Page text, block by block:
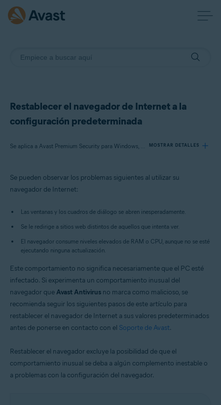
Restablecer el navegador de Internet a la
configuración predeterminada
Se aplica a Avast Premium Security para Windows, Avast Free Antivirus para Windows MOSTRAR DETALLES
Sistemas operativos:
Microsoft Windows 11 Home/Pro/Enterprise/Education
Microsoft Windows 10 Home/Pro/Enterprise/Education - 32 o 64 bits
Microsoft Windows 8/Pro/Enterprise - 32 o 64 bits
Premium/Professional/Enterprise/Ultimate - Service Pack 2, 32 o 64 bits
Se pueden observar los problemas siguientes al utilizar su
navegador de Internet:
Las ventanas y los cuadros de diálogo se abren inesperadamente.
Se le redirige a sitios web distintos de aquellos que intenta ver.
El navegador consume niveles elevados de RAM o CPU, aunque no se esté
ejecutando ninguna actualización.
Este comportamiento no significa necesariamente que el PC esté
infectado. Si experimenta un comportamiento inusual del
navegador queAvast Antivirus no marca como malicioso, se
recomienda seguir los siguientes pasos de este artículo para
restablecer el navegador de Internet a sus valores predeterminados
antes de ponerse en contacto con el Soporte de Avast.
Restablecer el navegador excluye la posibilidad de que el
comportamiento inusual se deba a algún complemento inestable o
a problemas con la configuración del navegador.